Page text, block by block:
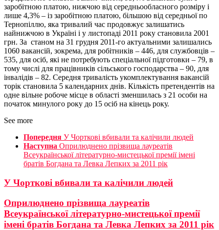
заробітною платою, нижчою від середньообласного розміру і
лише 4,3% – із заробітною платою, більшою від середньої по
Тернопіллю, яка тривалий час продовжує залишатись
найнижчою в Україні і у листопаді 2011 року становила 2001
грн. За станом на 31 грудня 2011-го актуальними залишались
1060 вакансій, зокрема, для робітників – 446, для службовців –
535, для осіб, які не потребують спеціальної підготовки – 79, в
тому числі для працівників сільського господарства – 90, для
інвалідів – 82. Середня тривалість укомплектування вакансій
торік становила 5 календарних днів. Кількість претендентів на
одне вільне робоче місце в області зменшилась з 21 особи на
початок минулого року до 15 осіб на кінець року.
See more
Попередня У Чорткові вбивали та калічили людей
Наступна Оприлюднено прізвища лауреатів
Всеукраїнської літературно-мистецької премії імені
братів Богдана та Левка Лепких за 2011 рік
У Чорткові вбивали та калічили людей
Оприлюднено прізвища лауреатів
Всеукраїнської літературно-мистецької премії
імені братів Богдана та Левка Лепких за 2011 рік